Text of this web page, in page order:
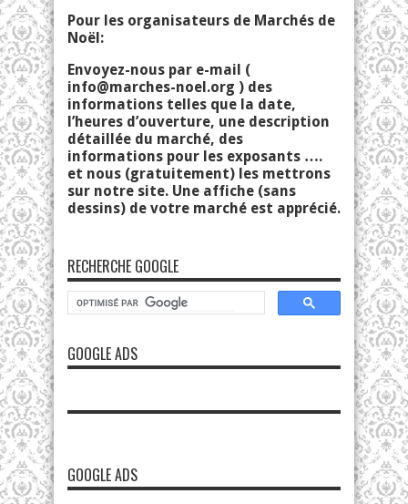
Pour les organisateurs de Marchés de
Noël:
Envoyez-nous par e-mail (
info@marches-noel.org ) des
informations telles que la date,
l’heures d’ouverture, une description
détaillée du marché, des
informations pour les exposants ….
et nous (gratuitement) les mettrons
sur notre site. Une affiche (sans
dessins) de votre marché est apprécié.
RECHERCHE GOOGLE
GOOGLE ADS
GOOGLE ADS